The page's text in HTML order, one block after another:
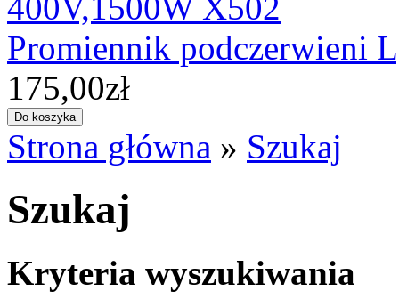
Promiennik podczerwieni
175,00zł
Strona główna » Szukaj
Szukaj
Kryteria wyszukiwania